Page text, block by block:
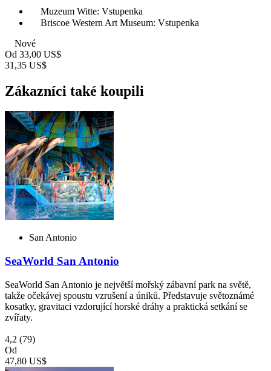
Muzeum Witte: Vstupenka
Briscoe Western Art Museum: Vstupenka
Nové
Od 33,00 US$
31,35 US$
Zákazníci také koupili
San Antonio
SeaWorld San Antonio
SeaWorld San Antonio je největší mořský zábavní park na světě,
takže očekávej spoustu vzrušení a úniků. Představuje světoznámé
kosatky, gravitaci vzdorující horské dráhy a praktická setkání se
zvířaty.
4,2 (79)
Od
47,80 US$